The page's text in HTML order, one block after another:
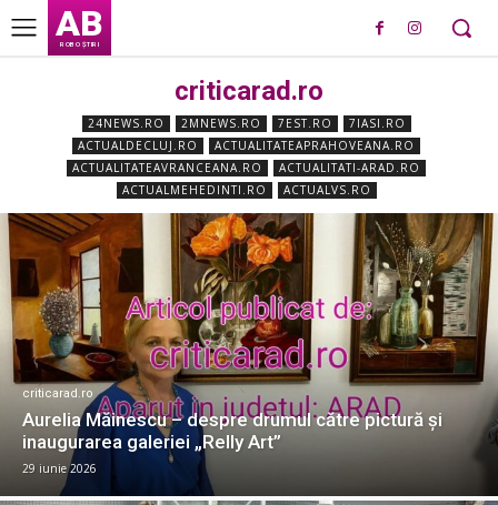
AB
ROBO ȘTIRI
criticarad.ro
24NEWS.RO 2MNEWS.RO 7EST.RO
7IASI.RO
ACTUALDECLUJ.RO
ACTUALITATEAPRAHOVEANA.RO
ACTUALITATEAVRANCEANA.RO
ACTUALITATI-ARAD.RO
ACTUALMEHEDINTI.RO
ACTUALVS.RO
criticarad.ro
Aurelia Măinescu – despre drumul către pictură și
inaugurarea galeriei „Relly Art”
29 iunie 2026